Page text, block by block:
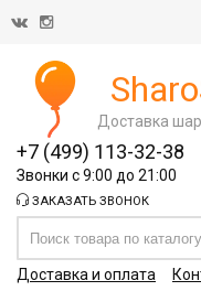
Доставка
+7 (499) 113-32-38
Звонки с 9:00 до 21:00
ЗАКАЗАТЬ ЗВОНОК
Доставка и оплата